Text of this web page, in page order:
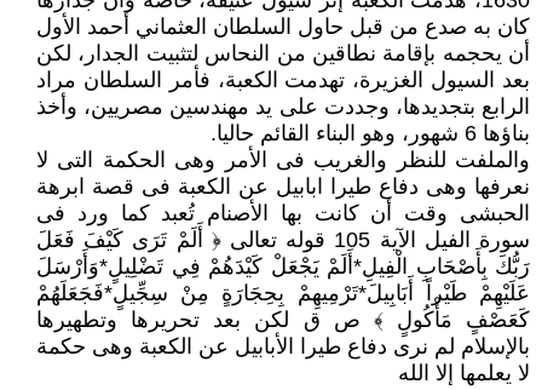
كان به صدع من قبل حاول السلطان العثماني أحمد الأول
أن يحجمه بإقامة نطاقين من النحاس لتثبيت الجدار، لكن
بعد السيول الغزيرة، تهدمت الكعبة، فأمر السلطان مراد
الرابع بتجديدها، وجددت على يد مهندسين مصريين، وأخذ
بناؤها 6 شهور، وهو البناء القائم حاليا.
والملفت للنظر والغريب فى الأمر وهى الحكمة التى لا
نعرفها وهى دفاع طيرا ابابيل عن الكعبة فى قصة ابرهة
الحبشى وقت أن كانت بها الأصنام تُعبد كما ورد فى
سورة الفيل الآية 105 قوله تعالى ﴿ أَلَمْ تَرَى كَيْفَ فَعَلَ
رَبُّكَ بِأَصْحَابِ الْفِيلِ*أَلَمْ يَجْعَلْ كَيْدَهُمْ فِي تَضْلِيلٍ*وَأَرْسَلَ
عَلَيْهِمْ طَيْراً أَبَابِيلَ*تَرْمِيهِمْ بِحِجَارَةٍ مِنْ سِجِّيلٍ*فَجَعَلَهُمْ
كَعَصْفٍ مَأْكُولٍ ﴾ ص ق لكن بعد تحريرها وتطهيرها
بالإسلام لم نرى دفاع طيرا الأبابيل عن الكعبة وهى حكمة
لا يعلمها إلا الله